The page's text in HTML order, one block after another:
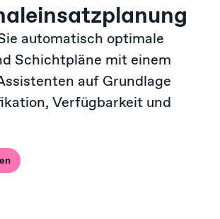
automatisch optimale
Schichtpläne mit einem
auf Grundlage
Verfügbarkeit und